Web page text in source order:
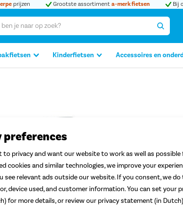
prijzen Grootste assortiment a-merk fietsen Bij
Kinderfietsen Accessoires en
preferences
to privacy and want our website to work as well as possible
cookies and similar technologies, we improve your
see relevant ads outside our website. If you consent, we
device used, and customer information. You can set your
for more details, or review our privacy statement (in